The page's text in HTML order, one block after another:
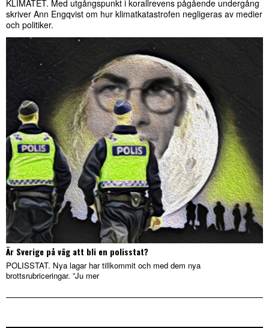
KLIMATET. Med utgångspunkt i korallrevens pågående undergång
skriver Ann Engqvist om hur klimatkatastrofen negligeras av medier
och politiker.
Är Sverige på väg att bli en polisstat?
POLISSTAT. Nya lagar har tillkommit och med dem nya
brottsrubriceringar. ”Ju mer